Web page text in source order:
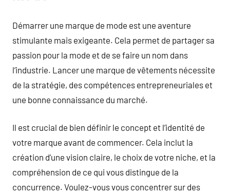
Démarrer une marque de mode est une aventure
stimulante mais exigeante. Cela permet de partager sa
passion pour la mode et de se faire un nom dans
l’industrie. Lancer une marque de vêtements nécessite
de la stratégie, des compétences entrepreneuriales et
une bonne connaissance du marché.
Il est crucial de bien définir le concept et l’identité de
votre marque avant de commencer. Cela inclut la
création d’une vision claire, le choix de votre niche, et la
compréhension de ce qui vous distingue de la
concurrence. Voulez-vous vous concentrer sur des